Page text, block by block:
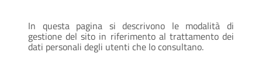
In questa pagina si descrivono le modalità di
gestione del sito in riferimento al trattamento dei
dati personali degli utenti che lo consultano.